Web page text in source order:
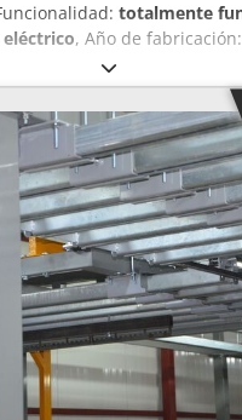
totalmente
eléctrico, Año de fabricación:
para tubos de hormigón
estado (la máquina es
tubo). Protegida contra
almacén seco. Produce
con diámetros desde
moldes de D300, D400,
anillos. Ubicada en
Dsdpfxsza H U Tj